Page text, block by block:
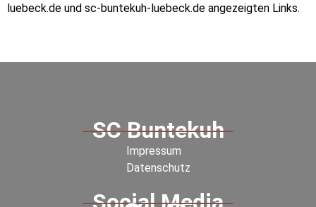
luebeck.de und sc-buntekuh-luebeck.de angezeigten Links.
SC Buntekuh
Impressum
Datenschutz